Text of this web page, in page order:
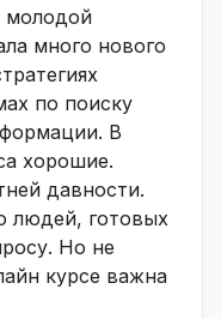
молодой
много нового
по поиску
В
хорошие.
давности.
людей, готовых
Но не
курсе важна